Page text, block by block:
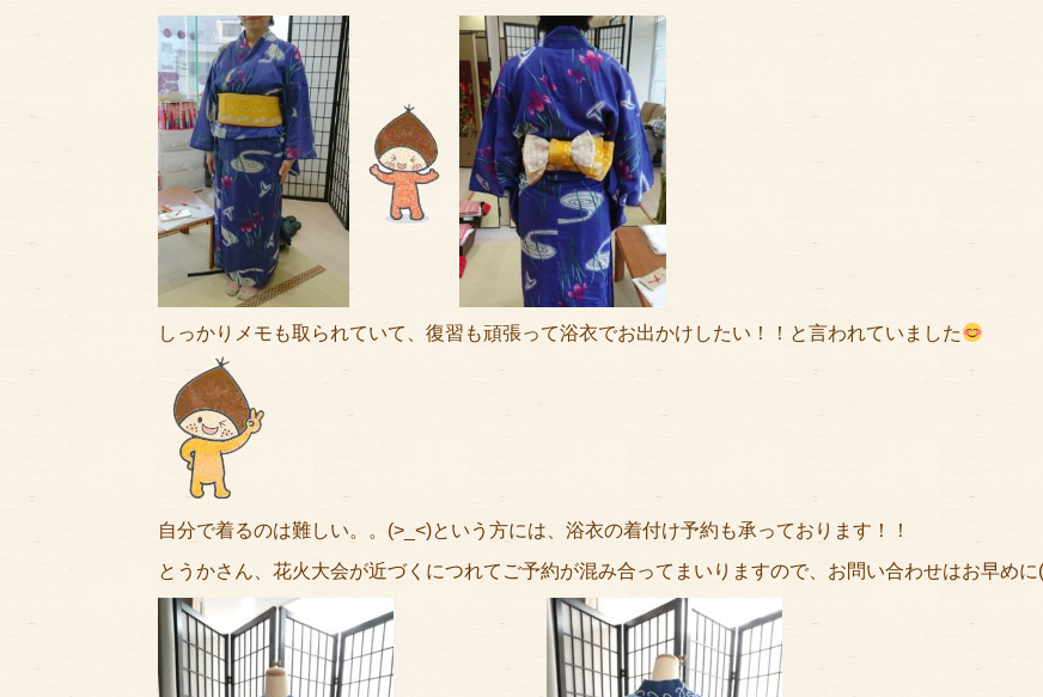
しっかりメモも取られていて、復習も頑張って浴衣でお出かけしたい！！と言われていました
自分で着るのは難しい。。(>_<)という方には、浴衣の着付け予約も承っております！！
とうかさん、花火大会が近づくにつれてご予約が混み合ってまいりますので、お問い合わせはお早め